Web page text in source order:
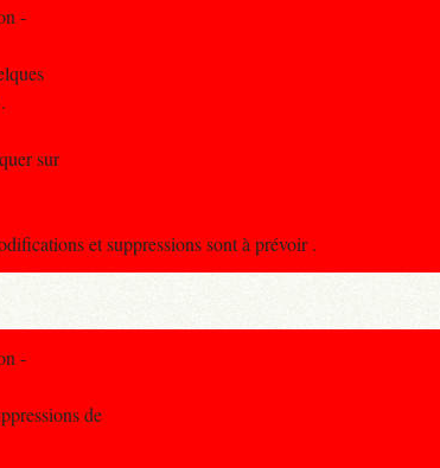
-
sur
et suppressions sont à prévoir .
-
de